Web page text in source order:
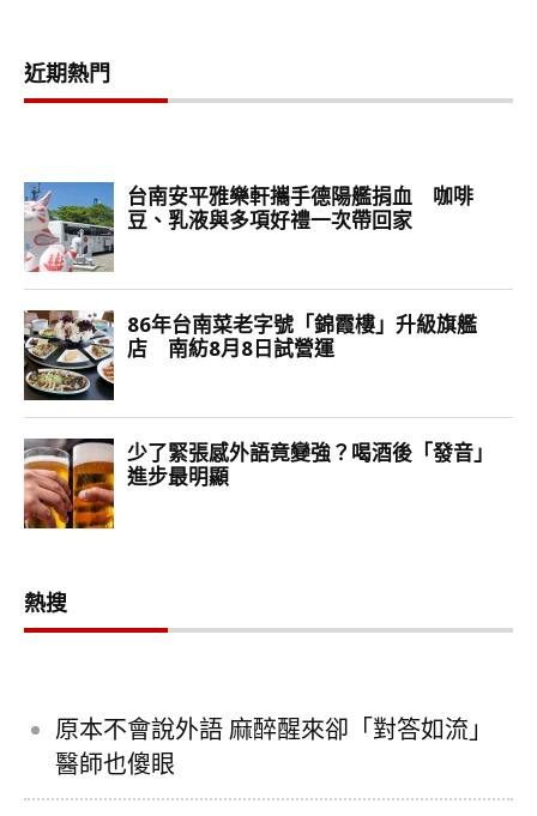
近期熱門
熱搜
原本不會說外語 麻醉醒來卻「對答如流」
醫師也傻眼